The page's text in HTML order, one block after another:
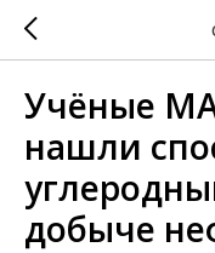
Учёные
нашли
добыче